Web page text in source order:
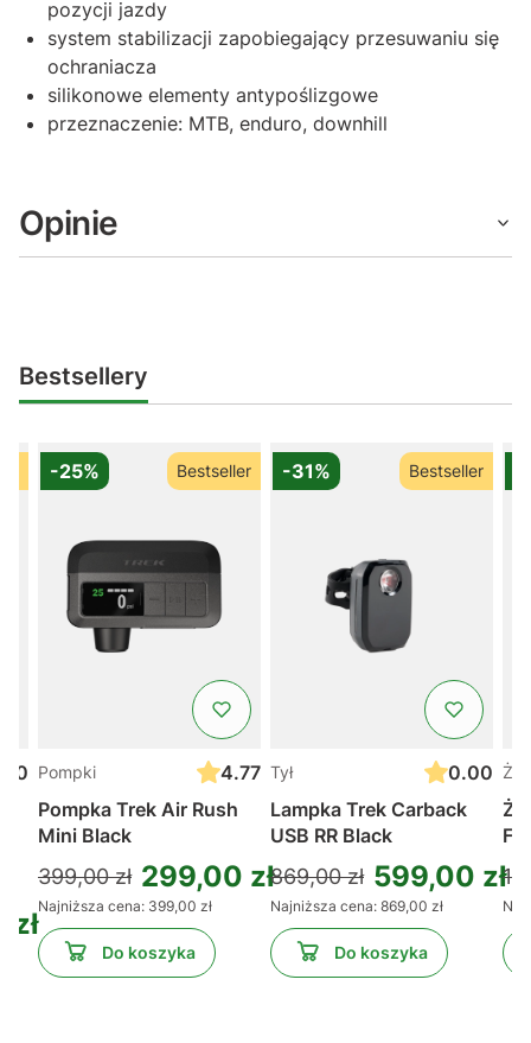
pozycji jazdy
system stabilizacji zapobiegający przesuwaniu się
ochraniacza
silikonowe elementy antypoślizgowe
przeznaczenie: MTB, enduro, downhill
Opinie
Bestsellery
zł
-25% Bestseller
Pompki
4.77
Pompka Trek Air Rush
Mini Black
399,00 zł 299,00 zł
Najniższa cena: 399,00 zł
Do koszyka
-31% Bestseller
Tył
0.00
Lampka Trek Carback
USB RR Black
869,00 zł 599,00 zł
Najniższa cena: 869,00 zł
Do koszyka